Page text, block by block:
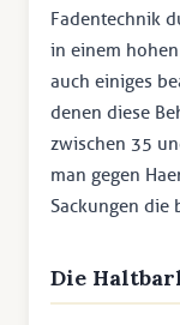
Fadentechnik
in einem
auch einiges
denen diese
zwischen 35
man gegen
Sackungen die
Die